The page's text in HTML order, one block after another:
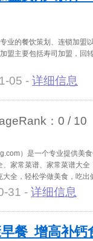
业的餐饮策划、连锁加盟
盟主要包括寿司加盟，回
05 - 详细信息
： 0 / 10
）是一个专业提供美
、家常菜谱、家常菜谱大
大全，轻松学做美食，吃出
31 - 详细信息
餐_增高补钙